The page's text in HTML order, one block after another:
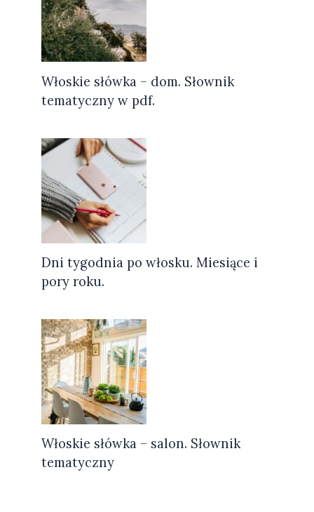
Włoskie słówka – dom. Słownik
tematyczny w pdf.
Dni tygodnia po włosku. Miesiące i
pory roku.
Włoskie słówka – salon. Słownik
tematyczny